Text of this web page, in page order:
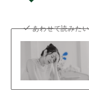
あわせて読みたい